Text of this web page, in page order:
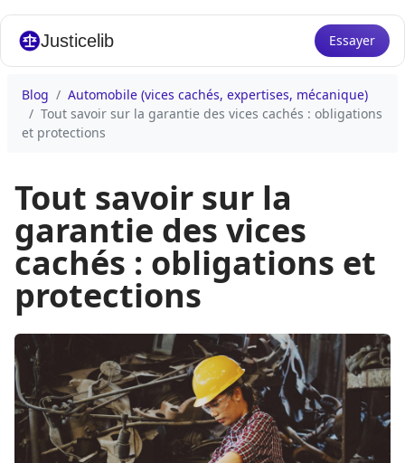
Justicelib Essayer
Blog
Automobile (vices cachés, expertises, mécanique)
Tout savoir sur la garantie des vices cachés : obligations
et protections
Tout savoir sur la
garantie des vices
cachés : obligations et
protections